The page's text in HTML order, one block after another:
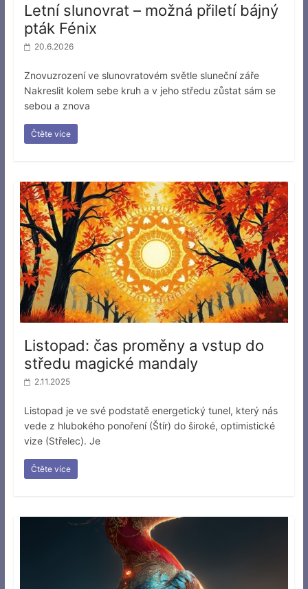
Letní slunovrat – možná přiletí bájný
pták Fénix
20.6.2026
Znovuzrození ve slunovratovém světle sluneční záře
Nakreslit kolem sebe kruh a v jeho středu zůstat sám se
sebou a znova
Čtěte více
Listopad: čas proměny a vstup do
středu magické mandaly
2.11.2025
Listopad je ve své podstatě energetický tunel, který nás
vede z hlubokého ponoření (Štír) do široké, optimistické
vize (Střelec). Je
Čtěte více